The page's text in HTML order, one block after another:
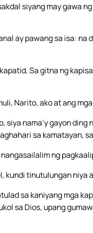
siyang may gawa
ay pawang sa isa: na
Sa gitna ng
Narito, ako at ang
siya nama’y gayon
sa kamatayan,
ng
kundi tinutulungan niya
sa kaniyang mga
sa Dios, upang